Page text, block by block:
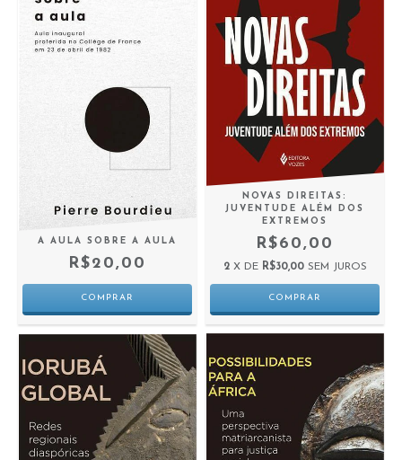
A AULA SOBRE A AULA
R$20,00
NOVAS DIREITAS:
JUVENTUDE ALÉM DOS
EXTREMOS
R$60,00
2 X DE R$30,00 SEM JUROS